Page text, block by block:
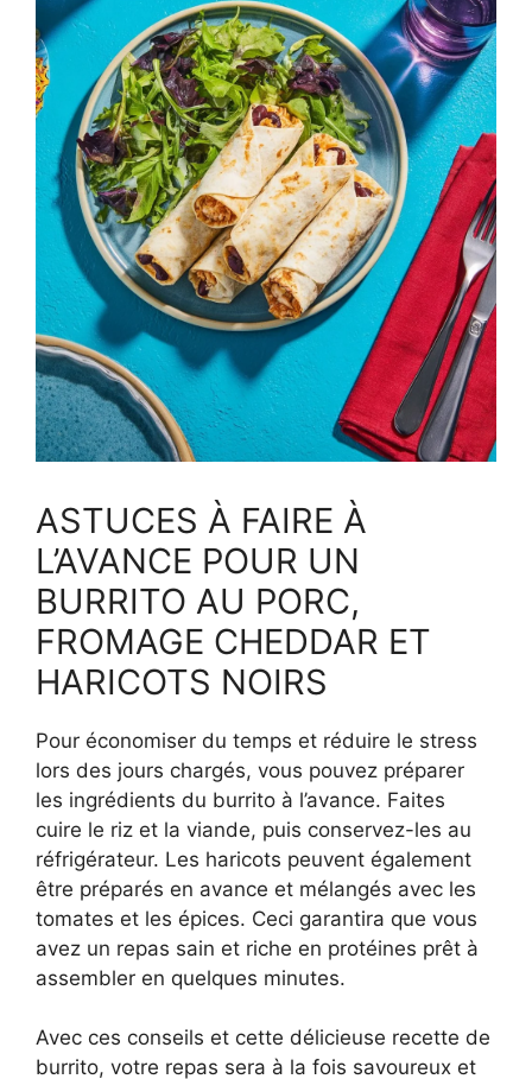
ASTUCES À FAIRE À
L’AVANCE POUR UN
BURRITO AU PORC,
FROMAGE CHEDDAR ET
HARICOTS NOIRS
Pour économiser du temps et réduire le stress
lors des jours chargés, vous pouvez préparer
les ingrédients du burrito à l’avance. Faites
cuire le riz et la viande, puis conservez-les au
réfrigérateur. Les haricots peuvent également
être préparés en avance et mélangés avec les
tomates et les épices. Ceci garantira que vous
avez un repas sain et riche en protéines prêt à
assembler en quelques minutes.
Avec ces conseils et cette délicieuse recette de
burrito, votre repas sera à la fois savoureux et